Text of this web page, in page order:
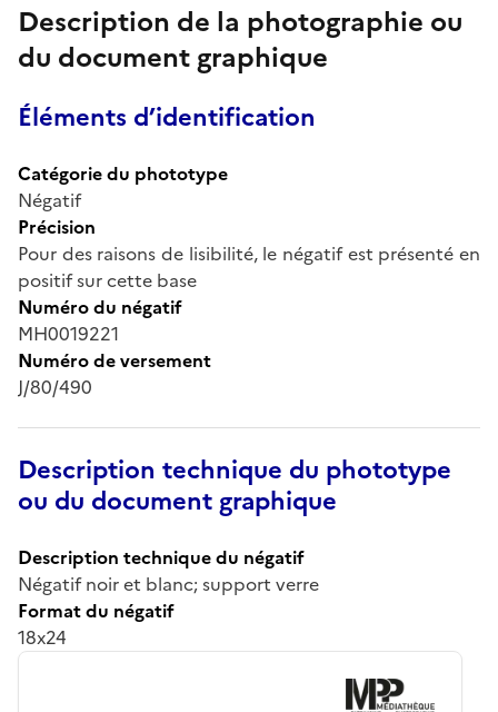
Description de la photographie ou
du document graphique
Éléments d’identification
Catégorie du phototype
Négatif
Précision
Pour des raisons de lisibilité, le négatif est présenté en
positif sur cette base
Numéro du négatif
MH0019221
Numéro de versement
J/80/490
Description technique du phototype
ou du document graphique
Description technique du négatif
Négatif noir et blanc; support verre
Format du négatif
18x24